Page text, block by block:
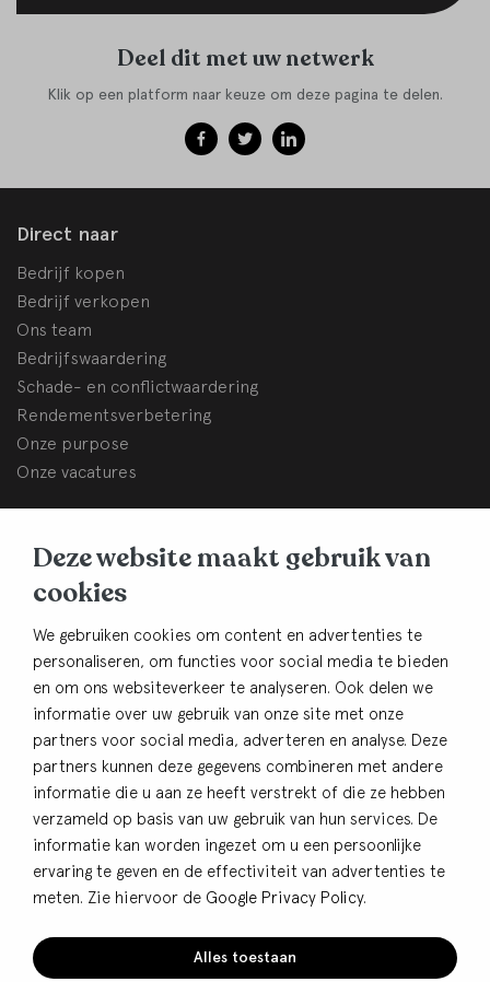
Deze website maakt gebruik van
cookies
We gebruiken cookies om content en advertenties te
personaliseren, om functies voor social media te bieden
en om ons websiteverkeer te analyseren. Ook delen we
informatie over uw gebruik van onze site met onze
partners voor social media, adverteren en analyse. Deze
partners kunnen deze gegevens combineren met andere
informatie die u aan ze heeft verstrekt of die ze hebben
verzameld op basis van uw gebruik van hun services. De
informatie kan worden ingezet om u een persoonlijke
ervaring te geven en de effectiviteit van advertenties te
meten. Zie hiervoor de Google Privacy Policy.
Alles toestaan
Deel dit met uw netwerk
Klik op een platform naar keuze om deze pagina te delen.
Direct naar
Bedrijf kopen
Bedrijf verkopen
Ons team
Bedrijfswaardering
Schade- en conflictwaardering
Rendementsverbetering
Onze purpose
Onze vacatures
Korte Brinkweg 37c
3761 EC Soest
Contact
033-4805482
info@bhbdullemond.nl
Blijf op de hoogte:
Privacy